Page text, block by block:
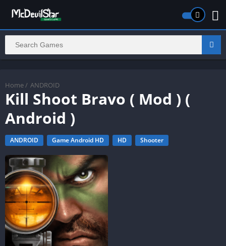
Home / ANDROID
Kill Shoot Bravo ( Mod ) (
Android )
ANDROID Game Android HD HD Shooter